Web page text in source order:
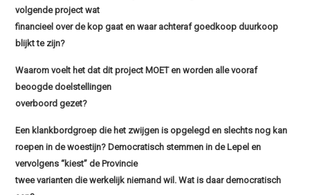
volgende project wat
financieel over de kop gaat en waar achteraf goedkoop duurkoop
blijkt te zijn?
Waarom voelt het dat dit project MOET en worden alle vooraf
beoogde doelstellingen
overboord gezet?
Een klankbordgroep die het zwijgen is opgelegd en slechts nog kan
roepen in de woestijn? Democratisch stemmen in de Lepel en
vervolgens “kiest” de Provincie
twee varianten die werkelijk niemand wil. Wat is daar democratisch